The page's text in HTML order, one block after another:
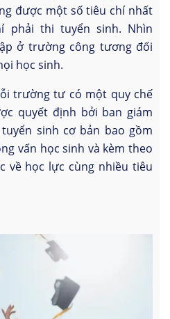
được một số tiêu chí nhất
phải thi tuyển sinh. Nhìn
ở trường công tương đối
học sinh.
trường tư có một quy chế
quyết định bởi ban giám
sinh cơ bản bao gồm
vấn học sinh và kèm theo
về học lực cùng nhiều tiêu